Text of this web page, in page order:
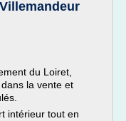
du Loiret,
la vente et
intérieur tout en